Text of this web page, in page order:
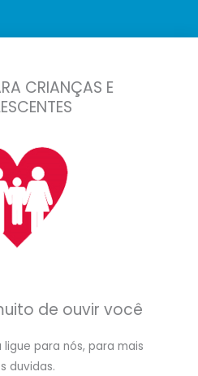
CRIANÇAS E
de ouvir você
para nós, para mais
duvidas.